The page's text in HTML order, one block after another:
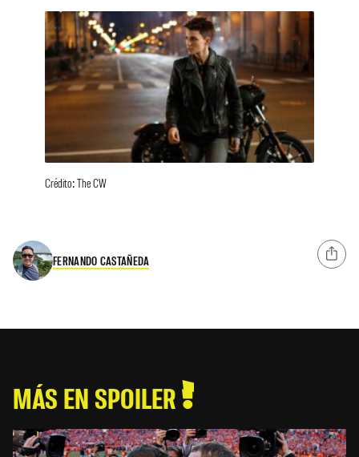
Crédito: The CW
FERNANDO CASTAÑEDA
MÁS EN SPOILER